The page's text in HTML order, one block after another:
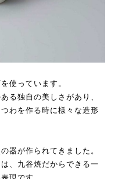
使っています。
る独自の美しさがあり、
わを作る時に様々な造形
器が作られてきました。
、九谷焼だからできる一